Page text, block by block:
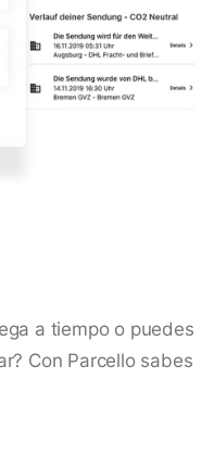
a tiempo o puedes
Con Parcello sabes